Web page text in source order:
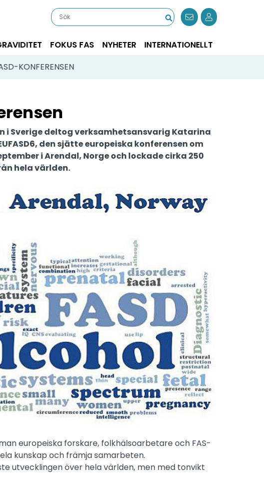
FOKUS FAS NYHETER
INTERNATIONELLT
KONFERENSEN
i Sverige deltog verksamhetsansvarig Katarina
den sjätte europeiska konferensen om
i Arendal, Norge och lockade cirka 250
hela världen.
europeiska forskare, folkhälsoarbetare och FAS-
kunskap och främja samarbeten.
utvecklingen över hela världen, men med tonvikt